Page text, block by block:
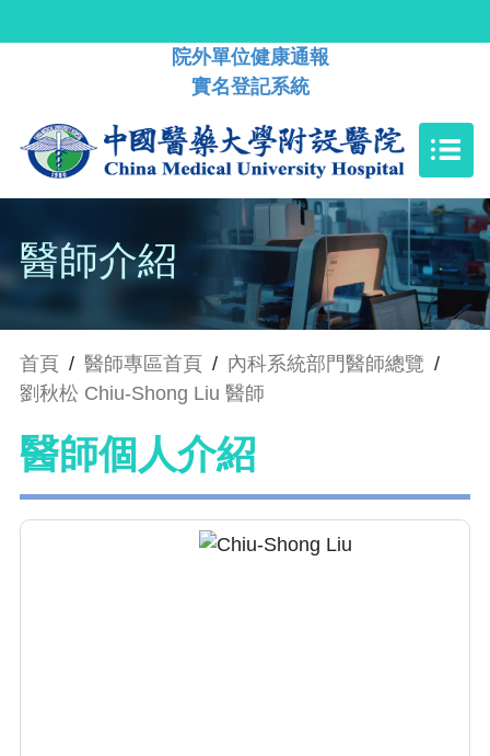
院外單位健康通報
實名登記系統
醫師介紹
首頁 / 醫師專區首頁 / 內科系統部門醫師總覽 /
劉秋松 Chiu-Shong Liu 醫師
醫師個人介紹